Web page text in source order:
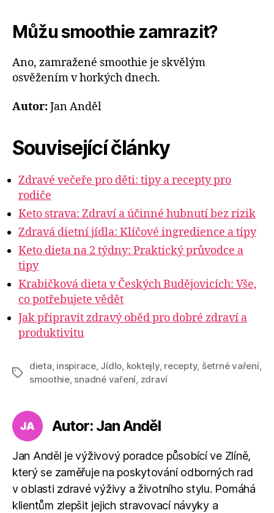
Můžu smoothie zamrazit?
Ano, zamražené smoothie je skvělým
osvěžením v horkých dnech.
Autor:Jan Anděl
Související články
Zdravé večeře pro děti: tipy a recepty pro
rodiče
Keto strava: Zdraví a účinné hubnutí bez rizik
Zdravá dietní jídla: Klíčové ingredience a tipy
Keto dieta na 2 týdny: Praktický průvodce a
tipy
Krabičková dieta v Českých Budějovicích: Vše,
co potřebujete vědět
Jak připravit zdravý oběd pro dobré zdraví a
produktivitu
Štítky
dieta, inspirace, Jídlo, koktejly, recepty, šetrné vaření,
smoothie, snadné vaření, zdraví
Autor: Jan Anděl
Jan Anděl je výživový poradce působící ve Zlíně,
který se zaměřuje na poskytování odborných rad
v oblasti zdravé výživy a životního stylu. Pomáhá
klientům zlepšit jejich stravovací návyky a